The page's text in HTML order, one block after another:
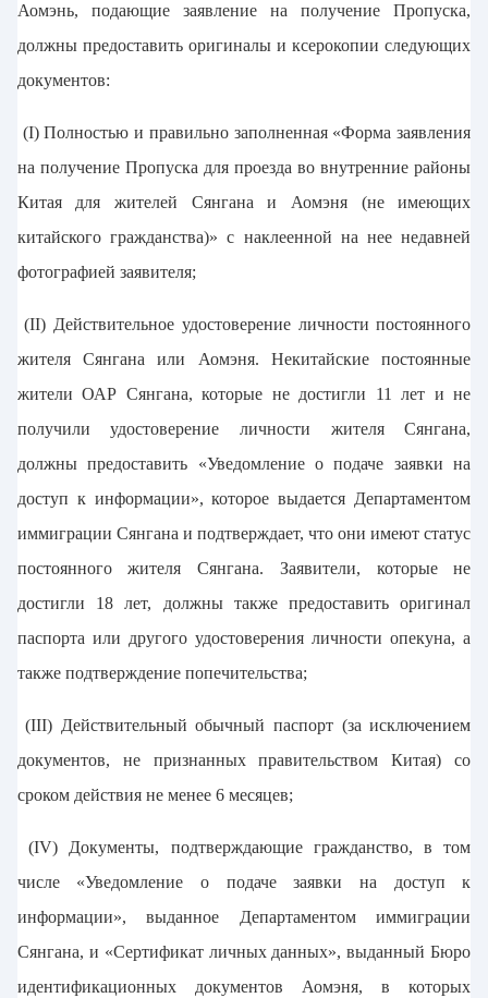
Аомэнь, подающие заявление на получение Пропуска,
должны предоставить оригиналы и ксерокопии следующих
документов:
(I) Полностью и правильно заполненная «Форма заявления
на получение Пропуска для проезда во внутренние районы
Китая для жителей Сянгана и Аомэня (не имеющих
китайского гражданства)» с наклеенной на нее недавней
фотографией заявителя;
(II) Действительное удостоверение личности постоянного
жителя Сянгана или Аомэня. Некитайские постоянные
жители ОАР Сянгана, которые не достигли 11 лет и не
получили удостоверение личности жителя Сянгана,
должны предоставить «Уведомление о подаче заявки на
доступ к информации», которое выдается Департаментом
иммиграции Сянгана и подтверждает, что они имеют статус
постоянного жителя Сянгана. Заявители, которые не
достигли 18 лет, должны также предоставить оригинал
паспорта или другого удостоверения личности опекуна, а
также подтверждение попечительства;
(III) Действительный обычный паспорт (за исключением
документов, не признанных правительством Китая) со
сроком действия не менее 6 месяцев;
(IV) Документы, подтверждающие гражданство, в том
числе «Уведомление о подаче заявки на доступ к
информации», выданное Департаментом иммиграции
Сянгана, и «Сертификат личных данных», выданный Бюро
идентификационных документов Аомэня, в которых